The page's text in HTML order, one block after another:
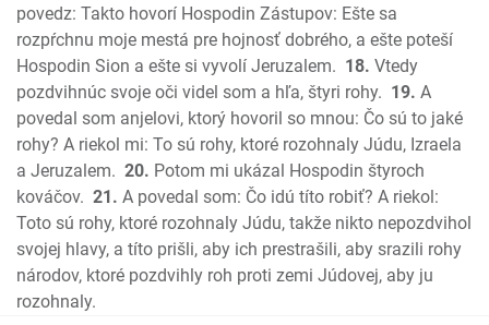
Galatským
Efezským
Filipským
Kolosenským
1. Tesalonickým
2. Tesalonickým
1. Timoteovi
2. Timoteovi
Títovi
Filemonovi
List Židom
povedz: Takto hovorí Hospodin Zástupov: Ešte sa
rozpŕchnu moje mestá pre hojnosť dobrého, a ešte poteší
Hospodin Sion a ešte si vyvolí Jeruzalem. 18. Vtedy
pozdvihnúc svoje oči videl som a hľa, štyri rohy. 19. A
povedal som anjelovi, ktorý hovoril so mnou: Čo sú to jaké
rohy? A riekol mi: To sú rohy, ktoré rozohnaly Júdu, Izraela
a Jeruzalem. 20. Potom mi ukázal Hospodin štyroch
kováčov. 21. A povedal som: Čo idú títo robiť? A riekol:
Toto sú rohy, ktoré rozohnaly Júdu, takže nikto nepozdvihol
svojej hlavy, a títo prišli, aby ich prestrašili, aby srazili rohy
národov, ktoré pozdvihly roh proti zemi Júdovej, aby ju
rozohnaly.